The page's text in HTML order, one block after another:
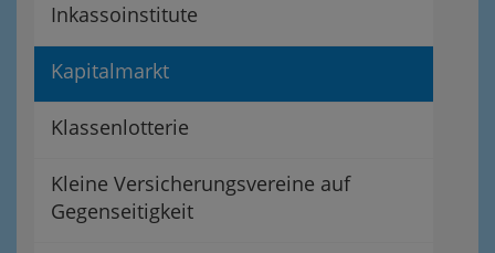
Inkassoinstitute
Kapitalmarkt
Klassenlotterie
Kleine Versicherungsvereine auf
Gegenseitigkeit